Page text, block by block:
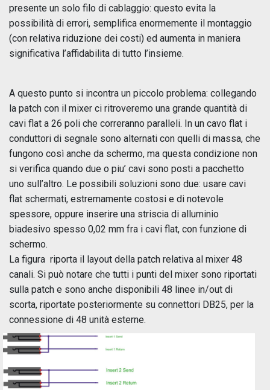
presente un solo filo di cablaggio: questo evita la
possibilità di errori, semplifica enormemente il montaggio
(con relativa riduzione dei costi) ed aumenta in maniera
significativa l’affidabilita di tutto l’insieme.
A questo punto si incontra un piccolo problema: collegando
la patch con il mixer ci ritroveremo una grande quantità di
cavi flat a 26 poli che correranno paralleli. In un cavo flat i
conduttori di segnale sono alternati con quelli di massa, che
fungono così anche da schermo, ma questa condizione non
si verifica quando due o piu’ cavi sono posti a pacchetto
uno sull’altro. Le possibili soluzioni sono due: usare cavi
flat schermati, estremamente costosi e di notevole
spessore, oppure inserire una striscia di alluminio
biadesivo spesso 0,02 mm fra i cavi flat, con funzione di
schermo.
La figura riporta il layout della patch relativa al mixer 48
canali. Si può notare che tutti i punti del mixer sono riportati
sulla patch e sono anche disponibili 48 linee in/out di
scorta, riportate posteriormente su connettori DB25, per la
connessione di 48 unità esterne.